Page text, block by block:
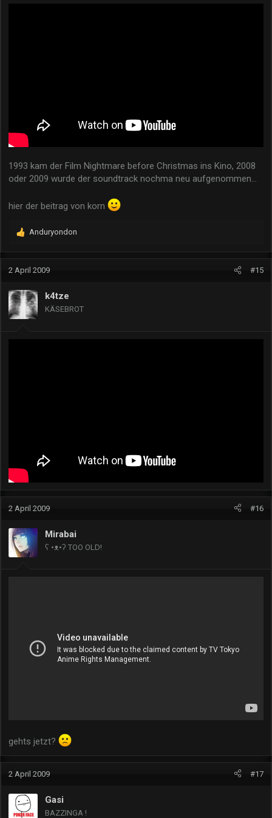
1993 kam der Film Nightmare before Christmas ins Kino, 2008
oder 2009 wurde der soundtrack nochma neu aufgenommen...
hier der beitrag von korn
R
a
k
i
o
n
Anduryondon
2 April 2009 #15
k4tze
KÄSEBROT
2 April 2009 #16
Mirabai
ʕ •ᴥ•ʔ TOO OLD!
gehts jetzt?
2 April 2009 #17
Gasi
BAZZINGA !